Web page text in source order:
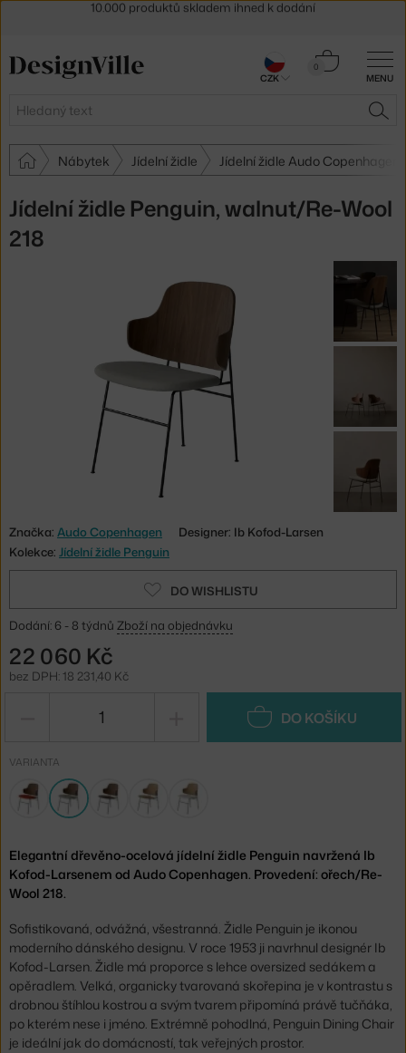
MENU
Hledat
0
Košík
Nábytek Jídelní židle Jídelní židle Audo Copenhagen
Jídelní židle Penguin, walnut/Re-Wool
218
Značka: Audo Copenhagen
Designer: Ib Kofod-Larsen
Kolekce: Jídelní židle Penguin
DO WISHLISTU
Dodání: 6 - 8 týdnů Zboží na objednávku
22 060 Kč
bez DPH: 18 231,40 Kč
DO KOŠÍKU
VARIANTA
Elegantní dřevěno-ocelová jídelní židle Penguin navržená Ib
Kofod-Larsenem od Audo Copenhagen. Provedení: ořech/Re-
Wool 218.
Sofistikovaná, odvážná, všestranná. Židle Penguin je ikonou
moderního dánského designu. V roce 1953 ji navrhnul designér Ib
Kofod-Larsen. Židle má proporce s lehce oversized sedákem a
opěradlem. Velká, organicky tvarovaná skořepina je v kontrastu s
drobnou štíhlou kostrou a svým tvarem připomíná právě tučňáka,
po kterém nese i jméno. Extrémně pohodlná, Penguin Dining Chair
je ideální jak do domácností, tak veřejných prostor.
30 dní na vrácení zboží
CZK